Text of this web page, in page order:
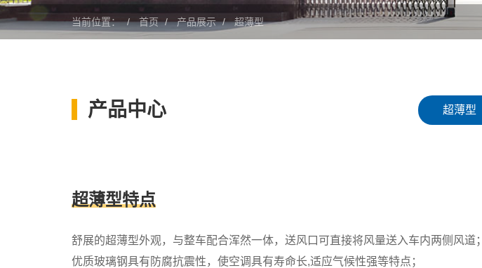
当前位置： 首页 产品展示 超薄型
产品中心 超薄型
超薄型特点
舒展的超薄型外观，与整车配合浑然一体，送风口可直接将风量送入车内两侧风道；
优质玻璃钢具有防腐抗震性，使空调具有寿命长,适应气候性强等特点；